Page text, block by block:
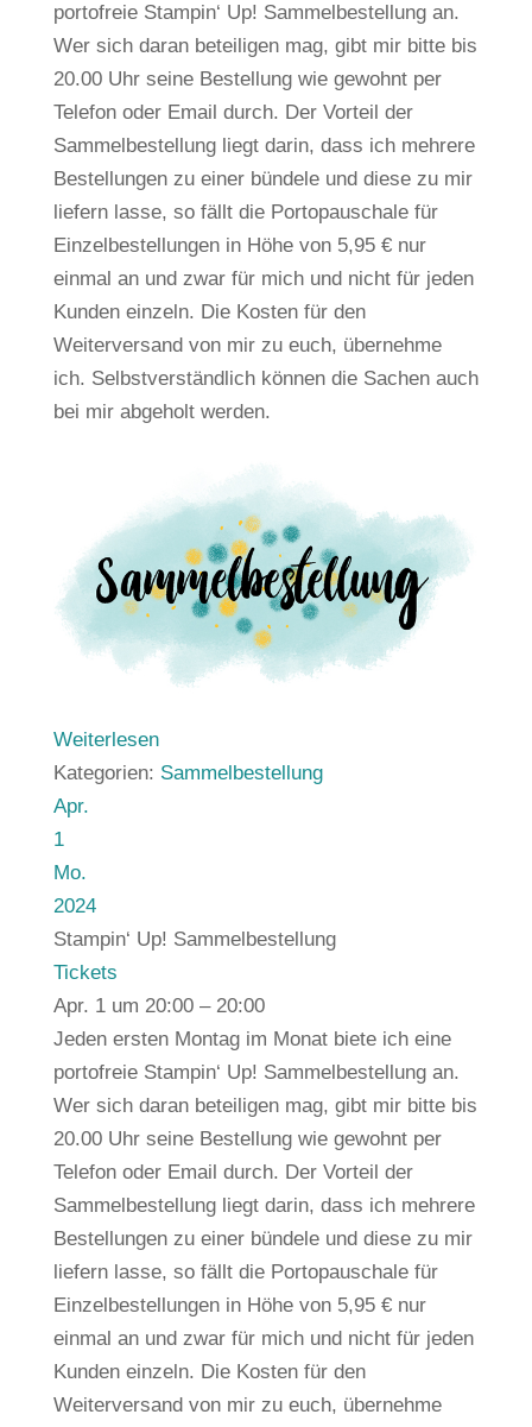
portofreie Stampin‘ Up! Sammelbestellung an.
Wer sich daran beteiligen mag, gibt mir bitte bis
20.00 Uhr seine Bestellung wie gewohnt per
Telefon oder Email durch. Der Vorteil der
Sammelbestellung liegt darin, dass ich mehrere
Bestellungen zu einer bündele und diese zu mir
liefern lasse, so fällt die Portopauschale für
Einzelbestellungen in Höhe von 5,95 € nur
einmal an und zwar für mich und nicht für jeden
Kunden einzeln. Die Kosten für den
Weiterversand von mir zu euch, übernehme
ich. Selbstverständlich können die Sachen auch
bei mir abgeholt werden.
Weiterlesen
Kategorien: Sammelbestellung
Apr.
1
Mo.
2024
Stampin‘ Up! Sammelbestellung
Tickets
Apr. 1 um 20:00 – 20:00
Jeden ersten Montag im Monat biete ich eine
portofreie Stampin‘ Up! Sammelbestellung an.
Wer sich daran beteiligen mag, gibt mir bitte bis
20.00 Uhr seine Bestellung wie gewohnt per
Telefon oder Email durch. Der Vorteil der
Sammelbestellung liegt darin, dass ich mehrere
Bestellungen zu einer bündele und diese zu mir
liefern lasse, so fällt die Portopauschale für
Einzelbestellungen in Höhe von 5,95 € nur
einmal an und zwar für mich und nicht für jeden
Kunden einzeln. Die Kosten für den
Weiterversand von mir zu euch, übernehme